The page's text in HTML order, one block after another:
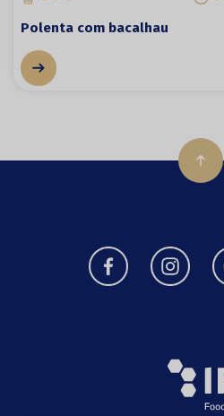
Polenta com bacalhau